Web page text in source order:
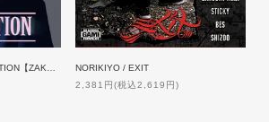
NORIKIYO / EXIT
2,381円(税込2,619円)